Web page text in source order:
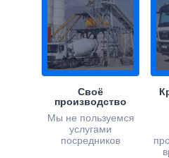
Своё
производство
Мы не пользуемся
услугами
посредников